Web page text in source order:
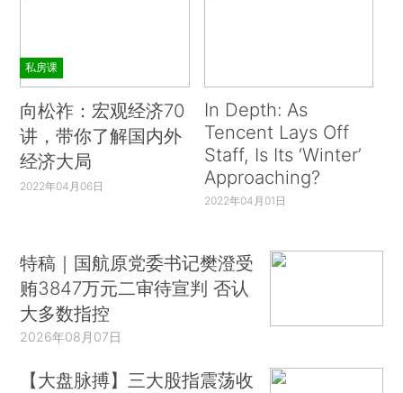
私房课
向松祚：宏观经济70
讲，带你了解国内外
经济大局
2022年04月06日
In Depth: As
Tencent Lays Off
Staff, Is Its ‘Winter’
Approaching?
2022年04月01日
特稿｜国航原党委书记樊澄受
贿3847万元二审待宣判 否认
大多数指控
2026年08月07日
【大盘脉搏】三大股指震荡收